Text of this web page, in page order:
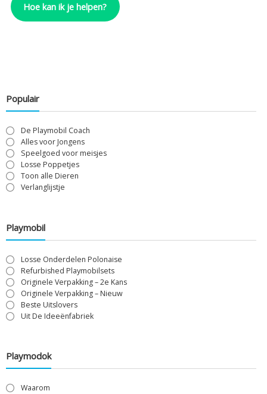
Hoe kan ik je helpen?
Populair
De Playmobil Coach
Alles voor Jongens
Speelgoed voor meisjes
Losse Poppetjes
Toon alle Dieren
Verlanglijstje
Playmobil
Losse Onderdelen Polonaise
Refurbished Playmobilsets
Originele Verpakking – 2e Kans
Originele Verpakking – Nieuw
Beste Uitslovers
Uit De Ideeënfabriek
Playmodok
Waarom